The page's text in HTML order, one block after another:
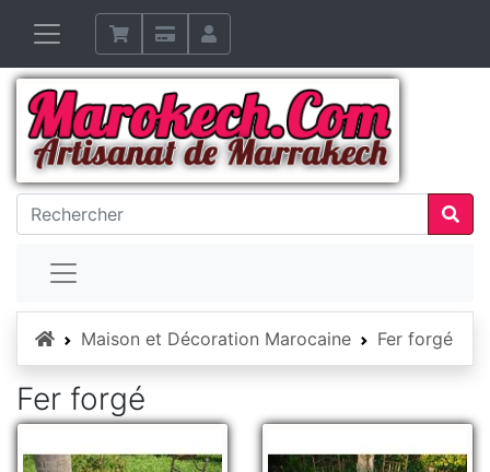
AccueilMaison et Décoration Marocaine Fer forgé
Fer forgé